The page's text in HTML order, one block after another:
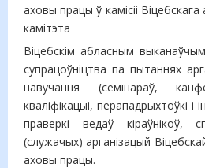
аховы працы ў камісіі
камітэта
Віцебскім абласным
супрацоўніцтва па пытаннях
навучання (семінараў,
кваліфікацыі, перападрыхтоўкі
праверкі ведаў кіраўнікоў,
(служачых) арганізацый
аховы працы.